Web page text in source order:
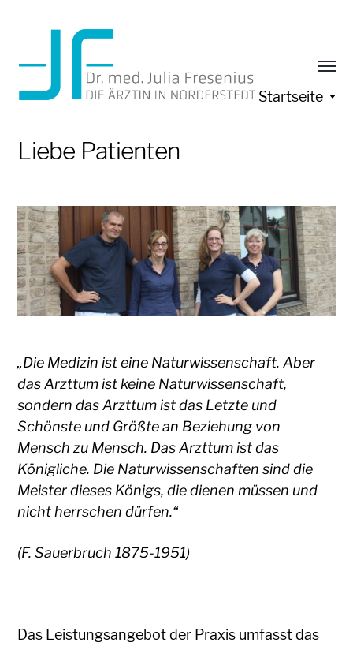
Startseite
Liebe Patienten
„Die Medizin ist eine Naturwissenschaft. Aber
das Arzttum ist keine Naturwissenschaft,
sondern das Arzttum ist das Letzte und
Schönste und Größte an Beziehung von
Mensch zu Mensch. Das Arzttum ist das
Königliche. Die Naturwissenschaften sind die
Meister dieses Königs, die dienen müssen und
nicht herrschen dürfen.“
(F. Sauerbruch 1875-1951)
Das Leistungsangebot der Praxis umfasst das